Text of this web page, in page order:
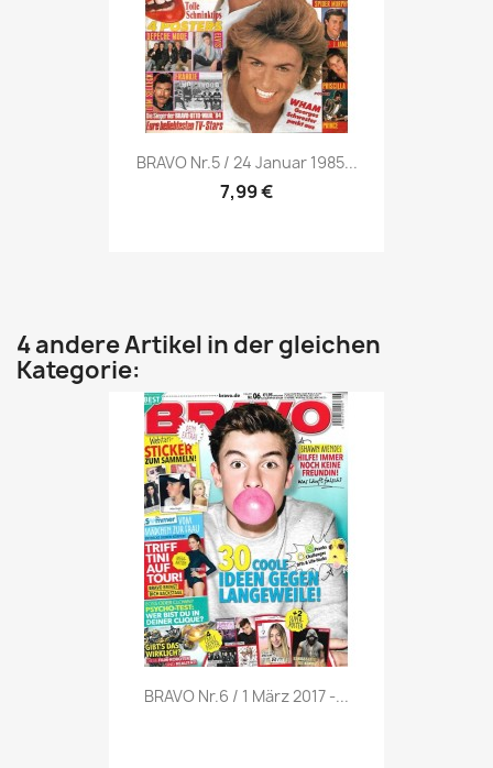
Vorschau
BRAVO Nr.5 / 24 Januar 1985...
7,99 €
4 andere Artikel in der gleichen
Kategorie:
Vorschau
BRAVO Nr.6 / 1 März 2017 -...